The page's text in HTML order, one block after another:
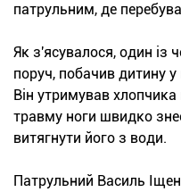
патрульним, де
Як з'ясувалося, один із
поруч, побачив дитину
Він утримував
травму ноги швидко
витягнути його з води.
Патрульний Василь